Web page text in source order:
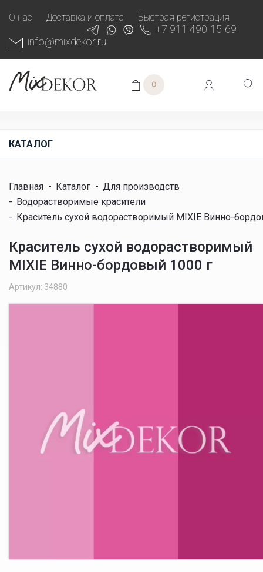
О нас Доставка и оплата Быстрая регистрация
+7 911 490-15-69
info@mixdekor.ru
0
КАТАЛОГ
Главная - Каталог - Для производств
- Водорастворимые красители
- Краситель сухой водорастворимый MIXIE Винно-
Краситель сухой водорастворимый
MIXIE Винно-бордовый 1000 г
Артикул: 34880